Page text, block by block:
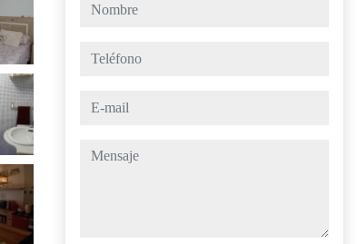
teléfono
e-mail
mensaje